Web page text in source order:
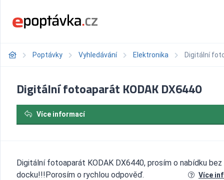
Poptávky Vyhledávání Elektronika Digitální
Digitální fotoaparát KODAK DX6440
Více informací
Digitální fotoaparát KODAK DX6440, prosím o nabídku
docku!!!Porosím o rychlou odpověď.
Více